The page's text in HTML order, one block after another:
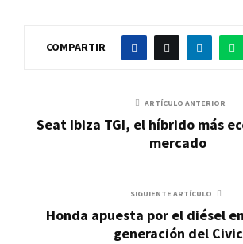
COMPARTIR
ARTÍCULO ANTERIOR
Seat Ibiza TGI, el híbrido más
mercado
SIGUIENTE ARTÍCULO
Honda apuesta por el diésel
generación del Civic